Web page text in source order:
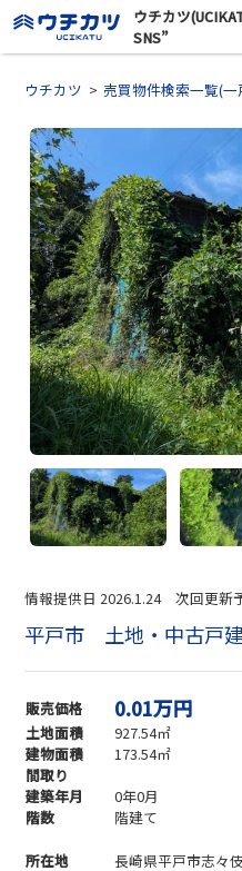
ウチカツ
SNS”
ウチカツ 売買物件検索一覧(一
情報提供日 2026.1.24 次回更新
平戸市 土地・中古戸
販売価格 0.01万円
土地面積
927.54㎡
建物面積
173.54㎡
間取り
建築年月
0年0月
階数
階建て
所在地
長崎県平戸市志々